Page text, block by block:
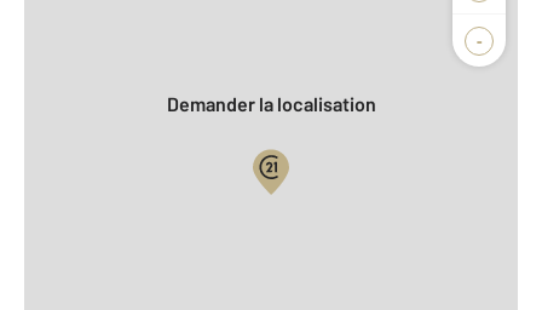
-
Biens vendus
Demander la localisation